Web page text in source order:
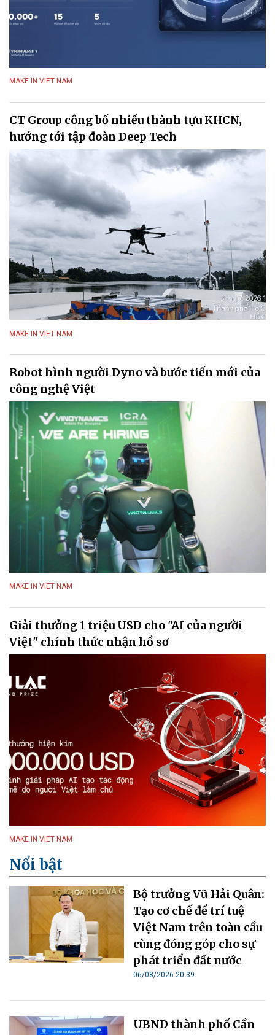
MAKE IN VIET NAM
CT Group công bố nhiều thành tựu KHCN,
hướng tới tập đoàn Deep Tech
MAKE IN VIET NAM
Robot hình người Dyno và bước tiến mới của
công nghệ Việt
MAKE IN VIET NAM
Giải thưởng 1 triệu USD cho "AI của người
Việt" chính thức nhận hồ sơ
MAKE IN VIET NAM
Nổi bật
Bộ trưởng Vũ Hải Quân:
Tạo cơ chế để trí tuệ
Việt Nam trên toàn cầu
cùng đóng góp cho sự
phát triển đất nước
06/08/2026 20:39
UBND thành phố Cần